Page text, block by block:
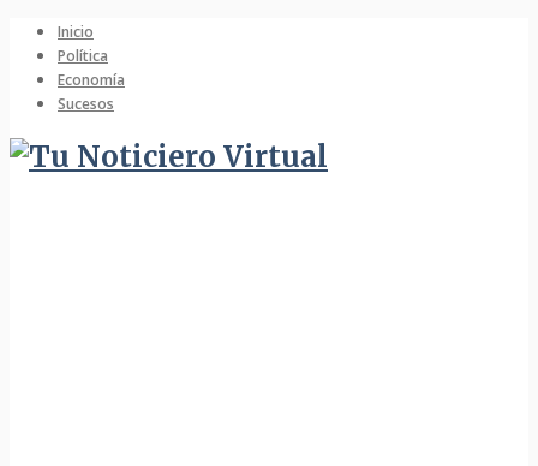
Inicio
Política
Economía
Sucesos